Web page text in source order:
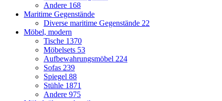
Andere 168
Maritime Gegenstände
Diverse maritime Gegenstände 22
Möbel, modern
Tische 1370
Möbelsets 53
Aufbewahrungsmöbel 224
Sofas 239
Spiegel 88
Stühle 1871
Andere 975